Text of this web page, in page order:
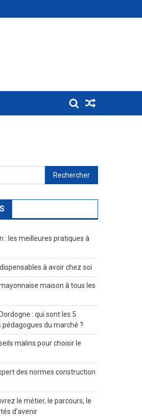
Rechercher :
: les meilleures pratiques à
à avoir chez soi
maison à tous les
: qui sont les 5
du marché ?
malins pour choisir le
des normes construction
le métier, le parcours, le
d’avenir